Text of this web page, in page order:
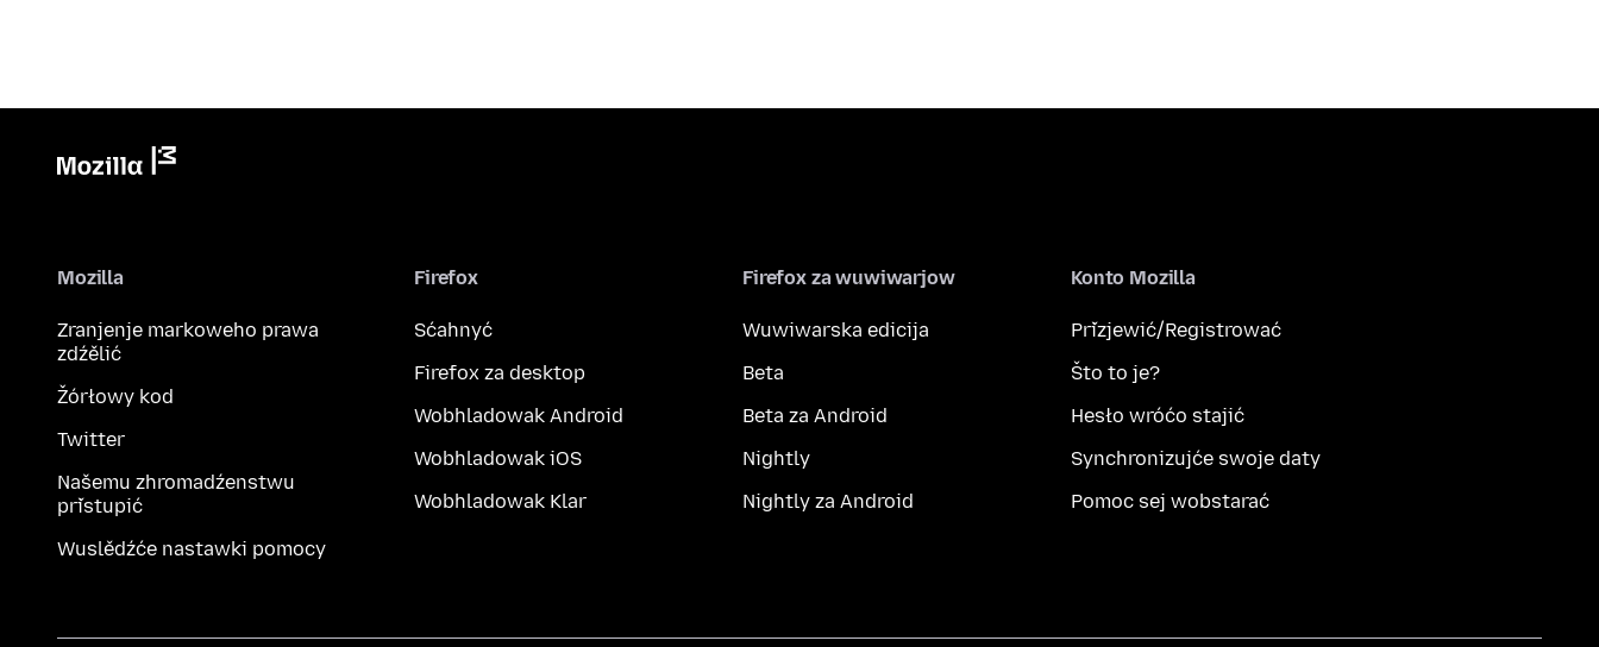
Mozilla
Zranjenje markoweho prawa
zdźělić
Žórłowy kod
Twitter
Našemu zhromadźenstwu
přistupić
Wuslědźće nastawki pomocy
Firefox
Sćahnyć
Firefox za desktop
Wobhladowak Android
Wobhladowak iOS
Wobhladowak Klar
Firefox za wuwiwarjow
Wuwiwarska edicija
Beta
Beta za Android
Nightly
Nightly za Android
Konto Mozilla
Přizjewić/Registrować
Što to je?
Hesło wróćo stajić
Synchronizujće swoje daty
Pomoc sej wobstarać